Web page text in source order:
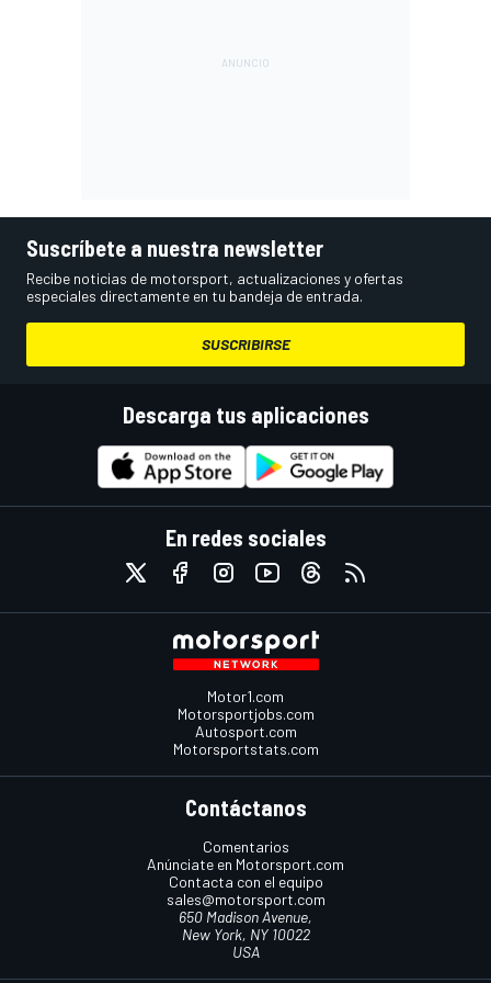
Suscríbete a nuestra newsletter
Recibe noticias de motorsport, actualizaciones y ofertas
especiales directamente en tu bandeja de entrada.
SUSCRIBIRSE
Descarga tus aplicaciones
En redes sociales
Motor1.com
Motorsportjobs.com
Autosport.com
Motorsportstats.com
Contáctanos
Comentarios
Anúnciate en Motorsport.com
Contacta con el equipo
sales@motorsport.com
650 Madison Avenue,
New York, NY 10022
USA